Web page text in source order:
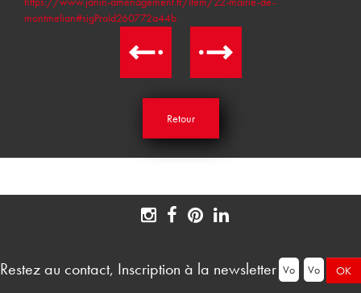
montmelian#sigProId260772a44b
Retour
Restez au contact, Inscription à la newsletter